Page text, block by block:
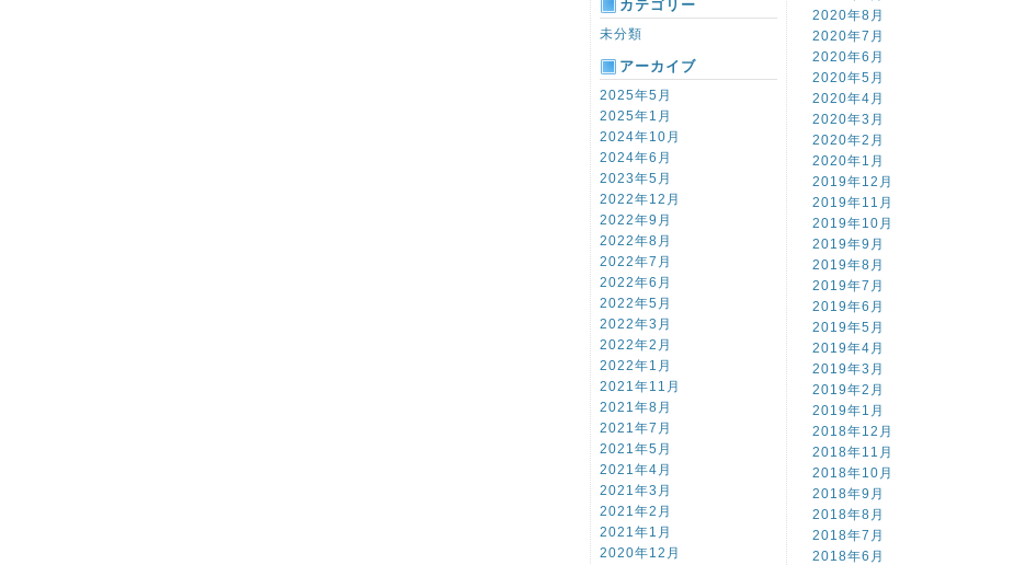
カテゴリー
未分類
アーカイブ
2025年5月
2025年1月
2024年10月
2024年6月
2023年5月
2022年12月
2022年9月
2022年8月
2022年7月
2022年6月
2022年5月
2022年3月
2022年2月
2022年1月
2021年11月
2021年8月
2021年7月
2021年5月
2021年4月
2021年3月
2021年2月
2021年1月
2020年12月
2020年8月
2020年7月
2020年6月
2020年5月
2020年4月
2020年3月
2020年2月
2020年1月
2019年12月
2019年11月
2019年10月
2019年9月
2019年8月
2019年7月
2019年6月
2019年5月
2019年4月
2019年3月
2019年2月
2019年1月
2018年12月
2018年11月
2018年10月
2018年9月
2018年8月
2018年7月
2018年6月